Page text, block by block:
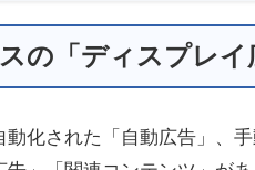
の「ディスプレイ
化された「自動広告」、